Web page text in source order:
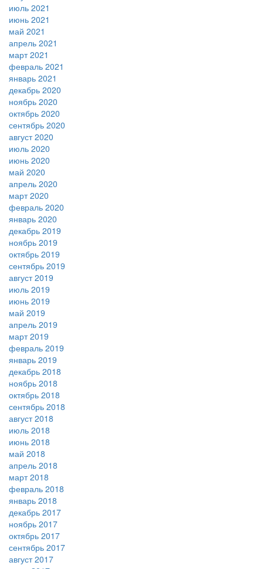
июль 2021
июнь 2021
май 2021
апрель 2021
март 2021
февраль 2021
январь 2021
декабрь 2020
ноябрь 2020
октябрь 2020
сентябрь 2020
август 2020
июль 2020
июнь 2020
май 2020
апрель 2020
март 2020
февраль 2020
январь 2020
декабрь 2019
ноябрь 2019
октябрь 2019
сентябрь 2019
август 2019
июль 2019
июнь 2019
май 2019
апрель 2019
март 2019
февраль 2019
январь 2019
декабрь 2018
ноябрь 2018
октябрь 2018
сентябрь 2018
август 2018
июль 2018
июнь 2018
май 2018
апрель 2018
март 2018
февраль 2018
январь 2018
декабрь 2017
ноябрь 2017
октябрь 2017
сентябрь 2017
август 2017